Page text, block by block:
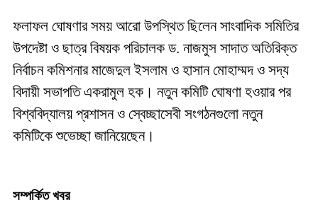
ফলাফল ঘোষণার সময় আরো উপস্থিত ছিলেন সাংবাদিক সমিতির
উপদেষ্টা ও ছাত্র বিষয়ক পরিচালক ড. নাজমুস সাদাত অতিরিক্ত
নির্বাচন কমিশনার মাজেদুল ইসলাম ও হাসান মোহাম্মদ ও সদ্য
বিদায়ী সভাপতি একরামুল হক। নতুন কমিটি ঘোষণা হওয়ার পর
বিশ্ববিদ্যালয় প্রশাসন ও স্বেচ্ছাসেবী সংগঠনগুলো নতুন
কমিটিকে শুভেচ্ছা জানিয়েছেন।
সম্পর্কিত খবর